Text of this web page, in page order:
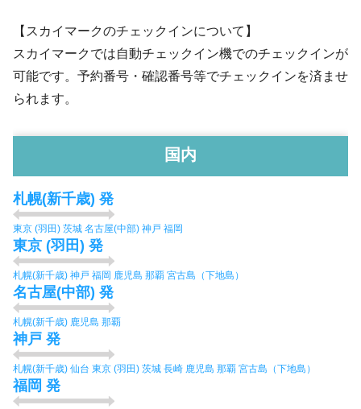
【スカイマークのチェックインについて】
スカイマークでは自動チェックイン機でのチェックインが
可能です。予約番号・確認番号等でチェックインを済ませ
られます。
国内
札幌(新千歳) 発
東京 (羽田) 茨城 名古屋(中部) 神戸 福岡
東京 (羽田) 発
札幌(新千歳) 神戸 福岡 鹿児島 那覇 宮古島（下地島）
名古屋(中部) 発
札幌(新千歳) 鹿児島 那覇
神戸 発
札幌(新千歳) 仙台 東京 (羽田) 茨城 長崎 鹿児島 那覇 宮古島（下地島）
福岡 発